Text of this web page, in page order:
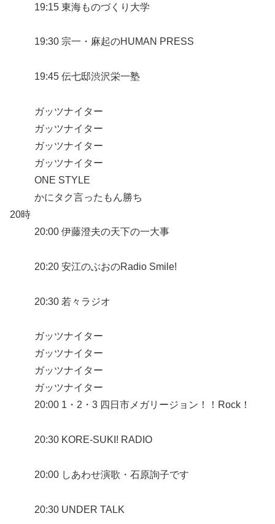
19:15 東海ものづくり大学
19:30 宗一・麻起のHUMAN PRESS
19:45 伝七邸渋沢栄一塾
ガッツナイター
ガッツナイター
ガッツナイター
ガッツナイター
ONE STYLE
かにタク言ったもん勝ち
20時
20:00 伊藤澄夫の天下の一大事
20:20 安江のぶおのRadio Smile!
20:30 若々ラジオ
ガッツナイター
ガッツナイター
ガッツナイター
ガッツナイター
20:00 1・2・3 四日市メガリージョン！！Rock！
20:30 KORE-SUKI! RADIO
20:00 しあわせ演歌・石原詢子です
20:30 UNDER TALK